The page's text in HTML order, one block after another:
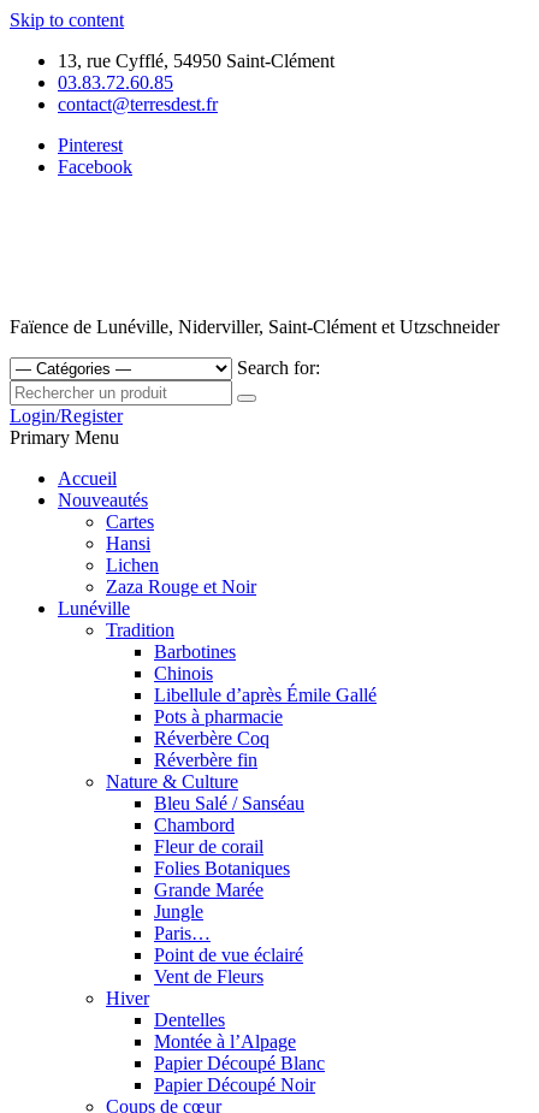
Skip to content
13, rue Cyfflé, 54950 Saint-Clément
03.83.72.60.85
contact@terresdest.fr
Pinterest
Facebook
Faïence de Lunéville, Niderviller, Saint-Clément et Utzschneider
Search for:
Login/Register
Primary Menu
Accueil
Nouveautés
Cartes
Hansi
Lichen
Zaza Rouge et Noir
Lunéville
Tradition
Barbotines
Chinois
Libellule d’après Émile Gallé
Pots à pharmacie
Réverbère Coq
Réverbère fin
Nature & Culture
Bleu Salé / Sanséau
Chambord
Fleur de corail
Folies Botaniques
Grande Marée
Jungle
Paris…
Point de vue éclairé
Vent de Fleurs
Hiver
Dentelles
Montée à l’Alpage
Papier Découpé Blanc
Papier Découpé Noir
Coups de cœur